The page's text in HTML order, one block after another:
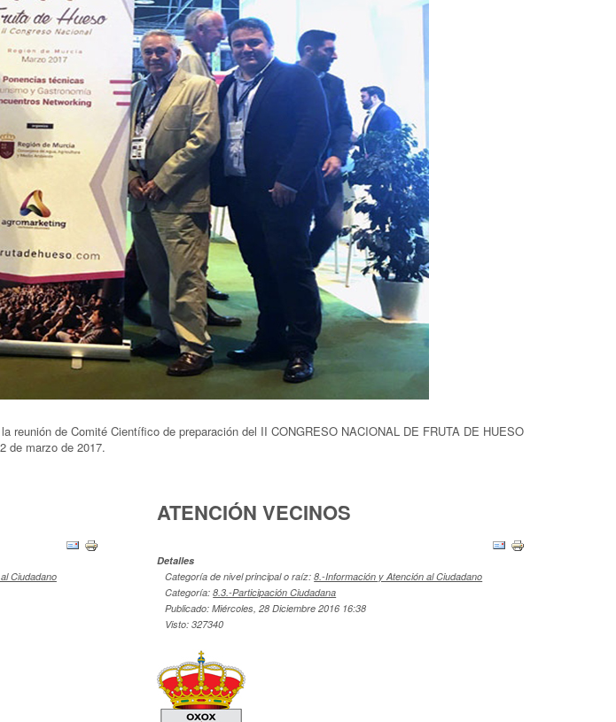
reunión de Comité Científico de preparación del II CONGRESO NACIONAL DE FRUTA DE HUESO
de marzo de 2017.
Ciudadano
ATENCIÓN VECINOS
Detalles
Categoría de nivel principal o raíz:8.-Información y Atención al Ciudadano
Categoría:8.3.-Participación Ciudadana
Publicado: Miércoles, 28 Diciembre 2016 16:38
Visto: 327340